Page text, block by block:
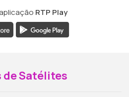
RTP Play
de Satélites